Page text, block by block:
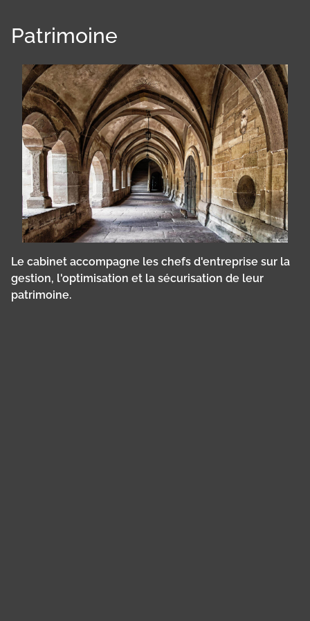
Patrimoine
Le cabinet accompagne les chefs d'entreprise sur la
gestion, l'optimisation et la sécurisation de leur
patrimoine.